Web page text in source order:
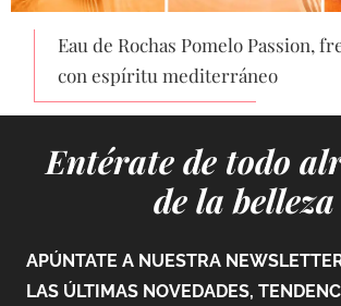
Eau de Rochas Pomelo Passion,
con espíritu mediterráneo
Entérate de todo
de la belleza
APÚNTATE A NUESTRA
LAS ÚLTIMAS NOVEDADES,